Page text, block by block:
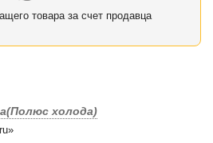
товара за счет продавца
холода)